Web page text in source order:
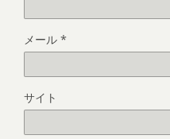
メール *
サイト